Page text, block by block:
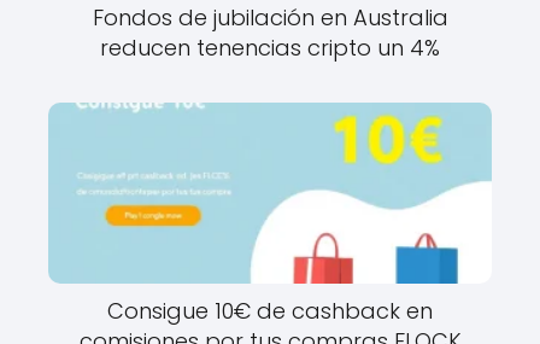
Fondos de jubilación en Australia
reducen tenencias cripto un 4%
Consigue 10€ de cashback en